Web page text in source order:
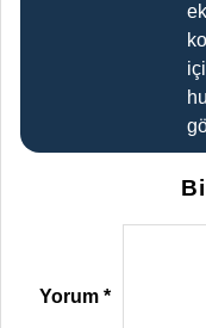
Yorum*